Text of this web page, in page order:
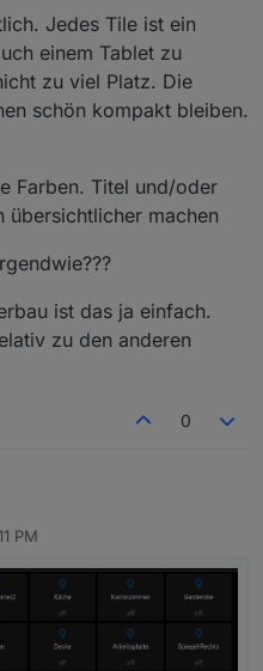
Jedes Tile ist ein
einem Tablet zu
zu viel Platz. Die
schön kompakt bleiben.
Farben. Titel und/oder
übersichtlicher machen
ist das ja einfach.
zu den anderen
0
Hat soweit
aber auch noch nicht
Visualisierung am laufen. Ich
mit ioBroker und
und erst rudimentär mit
ich eine Übersicht aller
StateListHorizontal liegen.
Die sind auch schön
d.h. die würde ich gerne
PM